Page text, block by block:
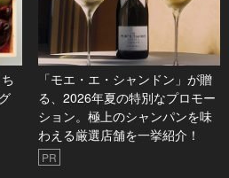
「モエ・エ・シャンドン」が贈
る、2026年夏の特別なプロモー
ション。極上のシャンパンを味
わえる厳選店舗を一挙紹介！
PR